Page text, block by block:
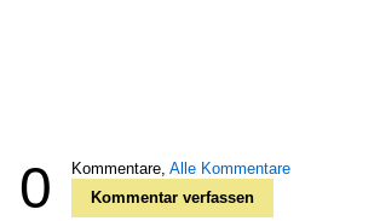
0 Kommentare, Alle Kommentare
Kommentar verfassen